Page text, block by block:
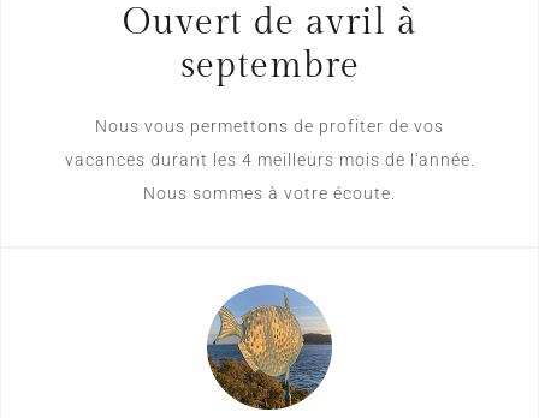
Ouvert de avril à
septembre
Nous vous permettons de profiter de vos
vacances durant les 4 meilleurs mois de l'année.
Nous sommes à votre écoute.